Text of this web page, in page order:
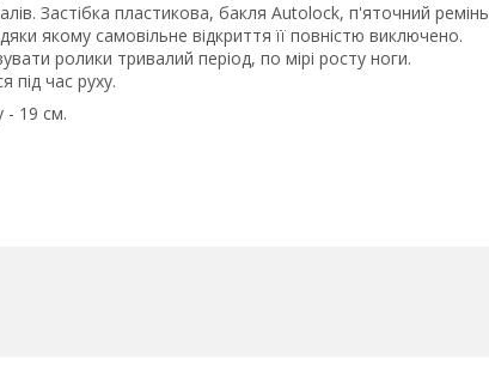
Застібка пластикова, бакля Autolock, п'яточний ремінь
якому самовільне відкриття її повністю виключено.
ролики тривалий період, по мірі росту ноги.
під час руху.
- 19 см.